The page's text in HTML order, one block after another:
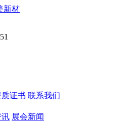
质证书 联系我们
讯 展会新闻